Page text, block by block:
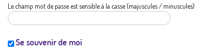
t
i
Le champ mot de passe est sensible à la casse (majuscules / minuscules)
Se souvenir de moi